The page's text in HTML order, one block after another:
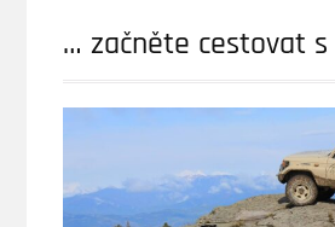
… začněte cestovat s